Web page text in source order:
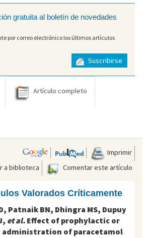
gratuita al boletín de novedades
por correo electrónico los últimos artículos
Suscribirse
Artículo completo
Imprimir
a biblioteca
Comentar este artículo
Valorados Críticamente
Patnaik BN, Dhingra MS, Dupuy
et al. Effect of prophylactic or
of paracetamol